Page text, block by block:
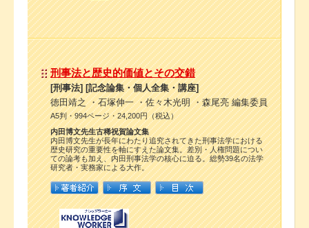
刑事法と歴史的価値とその交錯
[刑事法] [記念論集・個人全集・講座]
徳田靖之 ・石塚伸一 ・佐々木光明 ・森尾亮 編集委員
A5判・994ページ・24,200円（税込）
内田博文先生古稀祝賀論文集
内田博文先生が長年にわたり追究されてきた刑事法学における
歴史研究の重要性を軸にすえた論文集。差別・人権問題につい
ての論考も加え、内田刑事法学の核心に迫る。総勢39名の法学
研究者・実務家による大作。